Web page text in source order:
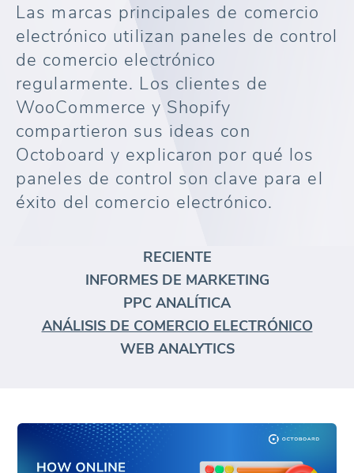
Las marcas principales de comercio
electrónico utilizan paneles de control
de comercio electrónico
regularmente. Los clientes de
WooCommerce y Shopify
compartieron sus ideas con
Octoboard y explicaron por qué los
paneles de control son clave para el
éxito del comercio electrónico.
RECIENTE
INFORMES DE MARKETING
PPC ANALÍTICA
ANÁLISIS DE COMERCIO ELECTRÓNICO
WEB ANALYTICS